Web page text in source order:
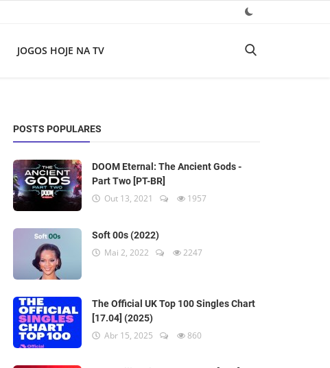
JOGOS HOJE NA TV
POSTS POPULARES
DOOM Eternal: The Ancient Gods -
Part Two [PT-BR]
Out 13, 2021 1957
Soft 00s (2022)
Mai 2, 2022 2247
The Official UK Top 100 Singles Chart
[17.04] (2025)
Abr 15, 2025 860